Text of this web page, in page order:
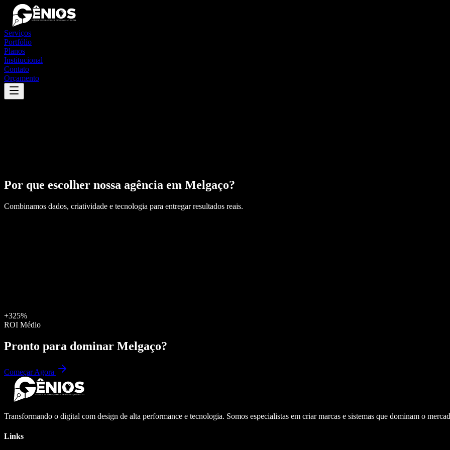
Serviços
Portfólio
Planos
Institucional
Contato
Orçamento
Por que escolher nossa agência em Melgaço?
Combinamos dados, criatividade e tecnologia para entregar resultados reais.
+325%
ROI Médio
Pronto para dominar Melgaço?
Começar Agora
Transformando o digital com design de alta performance e tecnologia. Somos especialistas em criar marcas e sistemas que dominam o
Links